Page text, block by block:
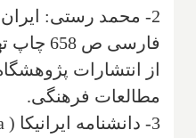
2- محمد رستی‌:
از انتشارات
مطالعات فرهنگی‌.
3- دانشنامه ایرانیکا (